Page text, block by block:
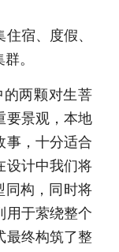
宿、度假、
。
两颗对生菩
要景观，本地
事，十分适合
设计中我们将
同构，同时将
用于萦绕整个
最终构筑了整